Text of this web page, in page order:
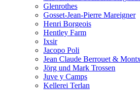
Glenrothes
Gosset-Jean-Pierre Mareigner
Henri Borgeois
Hentley Farm
Ixsir
Jacopo Poli
Jean Claude Berrouet &
Jörg und Mark Trossen
Juve y Camps
Kellerei Terlan